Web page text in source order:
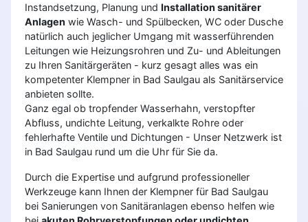
Instandsetzung, Planung und Installation sanitärer
Anlagen wie Wasch- und Spülbecken, WC oder Dusche
natürlich auch jeglicher Umgang mit wasserführenden
Leitungen wie Heizungsrohren und Zu- und Ableitungen
zu Ihren Sanitärgeräten - kurz gesagt alles was ein
kompetenter Klempner in Bad Saulgau als Sanitärservice
anbieten sollte.
Ganz egal ob tropfender Wasserhahn, verstopfter
Abfluss, undichte Leitung, verkalkte Rohre oder
fehlerhafte Ventile und Dichtungen - Unser Netzwerk ist
in Bad Saulgau rund um die Uhr für Sie da.
Durch die Expertise und aufgrund professioneller
Werkzeuge kann Ihnen der Klempner für Bad Saulgau
bei Sanierungen von Sanitäranlagen ebenso helfen wie